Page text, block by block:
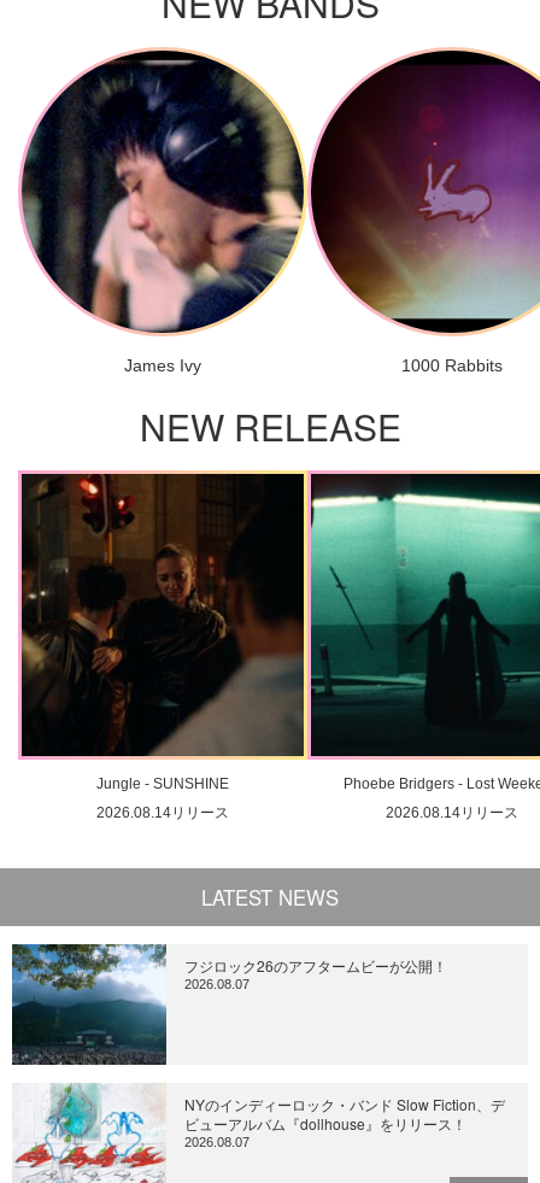
James Ivy 1000 Rabbits
NEW RELEASE
Jungle - SUNSHINE
2026.08.14リリース
Phoebe Bridgers - Lost
2026.08.14リリース
LATEST NEWS
フジロック26のアフタームビーが公開！
2026.08.07
NYのインディーロック・バンド Slow Fiction、デ
ビューアルバム『dollhouse』をリリース！
2026.08.07